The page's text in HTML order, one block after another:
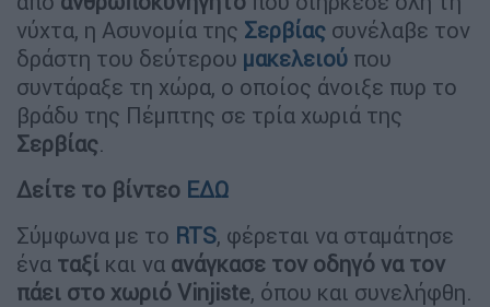
νύχτα, η Ασυνομία της Σερβίας συνέλαβε τον
δράστη του δεύτερου μακελειού που
συντάραξε τη χώρα, ο οποίος άνοιξε πυρ το
βράδυ της Πέμπτης σε τρία χωριά της
Σερβίας.
Δείτε το βίντεο ΕΔΩ
Σύμφωνα με το RTS, φέρεται να σταμάτησε
ένα ταξί και να ανάγκασε τον οδηγό να τον
πάει στο χωριό Vinjiste, όπου και συνελήφθη.